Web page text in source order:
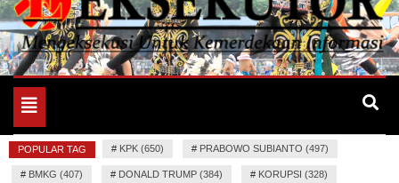
EKSEKUTOR
Mengeksekusi Berita Untuk Kemerdekaan dan Keadilan
Toggle
navigation
POPULAR TAG # KPK (650) # PRABOWO SUBIANTO (497)
# BMKG (407) # DONALD TRUMP (384) # KORUPSI (328)